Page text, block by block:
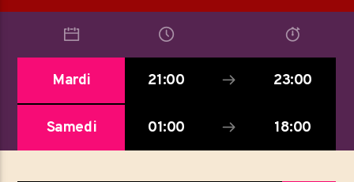
Titre
Mardi 21:00 23:00
Samedi 01:00 18:00